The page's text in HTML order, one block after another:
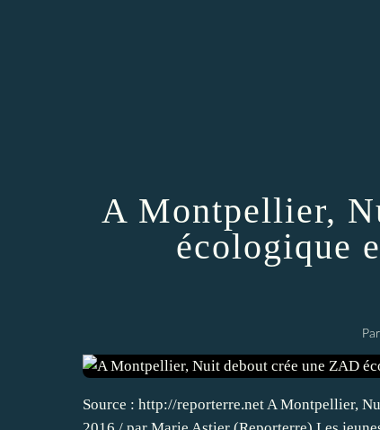
A Montpellier,
écologique
Source : http://reporterre.net A Montpellier,